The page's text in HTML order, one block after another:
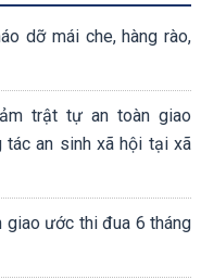
dỡ mái che, hàng rào,
trật tự an toàn giao
an sinh xã hội tại xã
ước thi đua 6 tháng